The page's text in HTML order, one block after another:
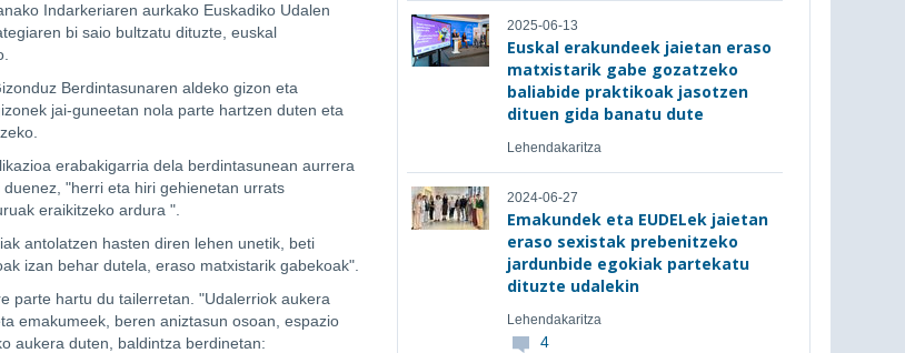
Indarkeriaren aurkako Euskadiko Udalen
bi saio bultzatu dituzte, euskal
Berdintasunaren aldeko gizon eta
jai-guneetan nola parte hartzen duten eta
erabakigarria dela berdintasunean aurrera
"herri eta hiri gehienetan urrats
eraikitzeko ardura ".
antolatzen hasten diren lehen unetik, beti
izan behar dutela, eraso matxistarik gabekoak".
parte hartu du tailerretan. "Udalerriok aukera
emakumeek, beren aniztasun osoan, espazio
aukera duten, baldintza berdinetan:
2025-06-13
Euskal erakundeek jaietan eraso
matxistarik gabe gozatzeko
baliabide praktikoak jasotzen
dituen gida banatu dute
Lehendakaritza
2024-06-27
Emakundek eta EUDELek jaietan
eraso sexistak prebenitzeko
jardunbide egokiak partekatu
dituzte udalekin
Lehendakaritza
4